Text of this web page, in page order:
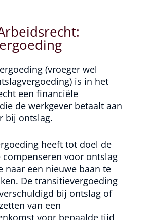
(vroeger wel
is in het
een financiële
de werkgever betaalt aan
bij ontslag.
heeft tot doel de
voor ontslag
naar een nieuwe baan te
De transitievergoeding
bij ontslag of
van een
voor bepaalde tijd